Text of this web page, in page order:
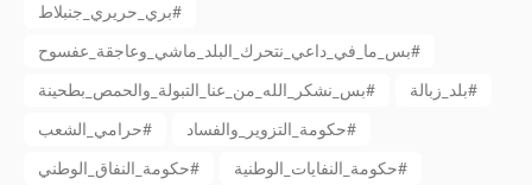
بري_حريري_جنبلاط#
بس_ما_في_داعي_نتحرك_البلد_ماشي_وعاجقة_عفسوح#
بس_نشكر_الله_من_عنا_التبولة_والحمص_بطحينة#
بلد_زبالة#
حرامي_الشعب#
حكومة_التزوير_والفساد#
حكومة_النفاق_الوطني#
حكومة_النفايات_الوطنية#